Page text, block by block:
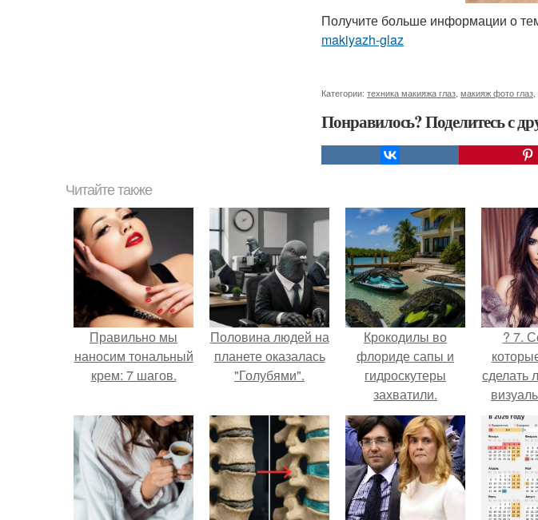
Получите больше информации о
makiyazh-glaz
Категории: техника макияжа глаз макияж фото глаз
Понравилось? Поделитесь с
Читайте также
Правильно мы
наносим тональный
крем: 7 шагов.
Половина людей на
планете оказалась
"Голубями".
Крокодилы во
флориде сапы и
гидроскутеры
захватили.
? 7.
сделать